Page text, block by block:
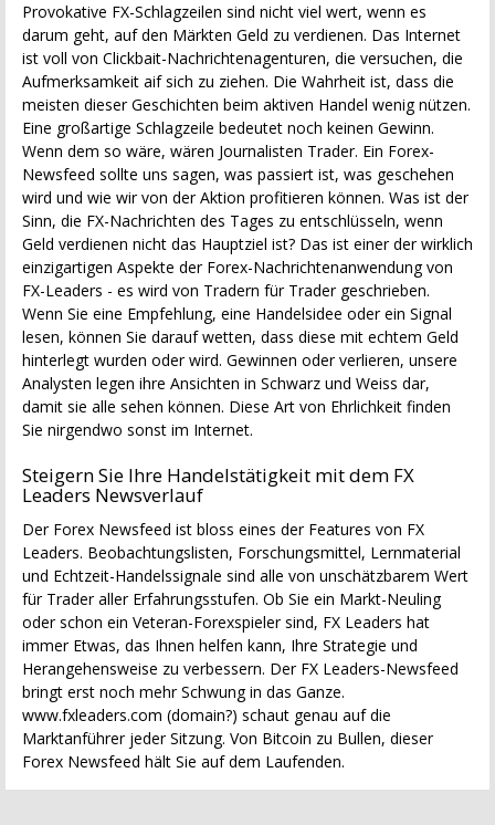
Provokative FX-Schlagzeilen sind nicht viel wert, wenn es
darum geht, auf den Märkten Geld zu verdienen. Das Internet
ist voll von Clickbait-Nachrichtenagenturen, die versuchen, die
Aufmerksamkeit aif sich zu ziehen. Die Wahrheit ist, dass die
meisten dieser Geschichten beim aktiven Handel wenig nützen.
Eine großartige Schlagzeile bedeutet noch keinen Gewinn.
Wenn dem so wäre, wären Journalisten Trader. Ein Forex-
Newsfeed sollte uns sagen, was passiert ist, was geschehen
wird und wie wir von der Aktion profitieren können. Was ist der
Sinn, die FX-Nachrichten des Tages zu entschlüsseln, wenn
Geld verdienen nicht das Hauptziel ist? Das ist einer der wirklich
einzigartigen Aspekte der Forex-Nachrichtenanwendung von
FX-Leaders - es wird von Tradern für Trader geschrieben.
Wenn Sie eine Empfehlung, eine Handelsidee oder ein Signal
lesen, können Sie darauf wetten, dass diese mit echtem Geld
hinterlegt wurden oder wird. Gewinnen oder verlieren, unsere
Analysten legen ihre Ansichten in Schwarz und Weiss dar,
damit sie alle sehen können. Diese Art von Ehrlichkeit finden
Sie nirgendwo sonst im Internet.
Steigern Sie Ihre Handelstätigkeit mit dem FX
Leaders Newsverlauf
Der Forex Newsfeed ist bloss eines der Features von FX
Leaders. Beobachtungslisten, Forschungsmittel, Lernmaterial
und Echtzeit-Handelssignale sind alle von unschätzbarem Wert
für Trader aller Erfahrungsstufen. Ob Sie ein Markt-Neuling
oder schon ein Veteran-Forexspieler sind, FX Leaders hat
immer Etwas, das Ihnen helfen kann, Ihre Strategie und
Herangehensweise zu verbessern. Der FX Leaders-Newsfeed
bringt erst noch mehr Schwung in das Ganze.
www.fxleaders.com (domain?) schaut genau auf die
Marktanführer jeder Sitzung. Von Bitcoin zu Bullen, dieser
Forex Newsfeed hält Sie auf dem Laufenden.